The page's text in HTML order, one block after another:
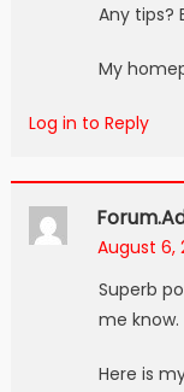
Any tips?
My
Log in to Reply
August 6,
Superb
me know.
Here is